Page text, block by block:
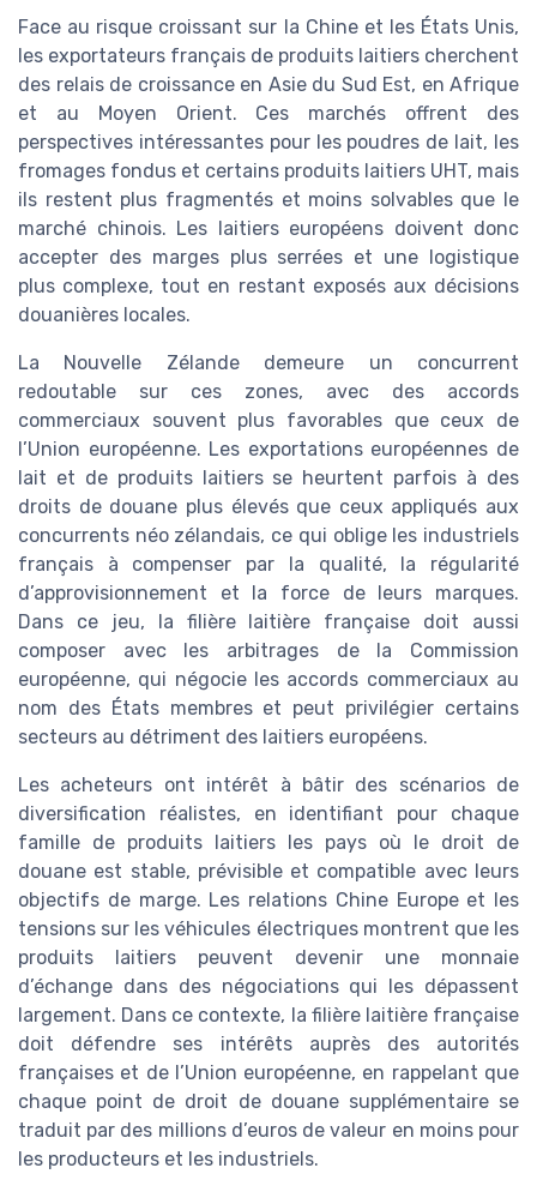
Face au risque croissant sur la Chine et les États Unis,
les exportateurs français de produits laitiers cherchent
des relais de croissance en Asie du Sud Est, en Afrique
et au Moyen Orient. Ces marchés offrent des
perspectives intéressantes pour les poudres de lait, les
fromages fondus et certains produits laitiers UHT, mais
ils restent plus fragmentés et moins solvables que le
marché chinois. Les laitiers européens doivent donc
accepter des marges plus serrées et une logistique
plus complexe, tout en restant exposés aux décisions
douanières locales.
La Nouvelle Zélande demeure un concurrent
redoutable sur ces zones, avec des accords
commerciaux souvent plus favorables que ceux de
l’Union européenne. Les exportations européennes de
lait et de produits laitiers se heurtent parfois à des
droits de douane plus élevés que ceux appliqués aux
concurrents néo zélandais, ce qui oblige les industriels
français à compenser par la qualité, la régularité
d’approvisionnement et la force de leurs marques.
Dans ce jeu, la filière laitière française doit aussi
composer avec les arbitrages de la Commission
européenne, qui négocie les accords commerciaux au
nom des États membres et peut privilégier certains
secteurs au détriment des laitiers européens.
Les acheteurs ont intérêt à bâtir des scénarios de
diversification réalistes, en identifiant pour chaque
famille de produits laitiers les pays où le droit de
douane est stable, prévisible et compatible avec leurs
objectifs de marge. Les relations Chine Europe et les
tensions sur les véhicules électriques montrent que les
produits laitiers peuvent devenir une monnaie
d’échange dans des négociations qui les dépassent
largement. Dans ce contexte, la filière laitière française
doit défendre ses intérêts auprès des autorités
françaises et de l’Union européenne, en rappelant que
chaque point de droit de douane supplémentaire se
traduit par des millions d’euros de valeur en moins pour
les producteurs et les industriels.